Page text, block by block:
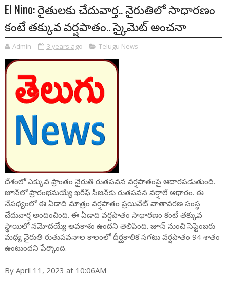
El Nino: రైతులకు చేదువార్త.. నైరుతిలో సాధారణం
కంటే తక్కువ వర్షపాతం.. స్కైమెట్ అంచనా
Admin 3 years ago Telugu News
దేశంలో ఎక్కువ ప్రాంతం నైరుతి రుతపవన వర్షపాతంపై ఆదారపడుతుంది.
జూన్‌లో ప్రారంభమయ్యే ఖరీఫ్ సీజన్‌కు రుతపవన వర్షాలే ఆధారం. ఈ
నేపథ్యంలో ఈ ఏడాది మాత్రం వర్షపాతం ప్రయివేట్ వాతావరణ సంస్థ
చేదువార్త అందించింది. ఈ ఏడాది వర్షపాతం సాధారణం కంటే తక్కువ
స్థాయిలో నమోదయ్యే అవకాశం ఉందని తెలిపింది. జూన్ నుంచి సెప్టెంబరు
మధ్య నైరుతి రుతుపవనాల కాలంలో దీర్ఘకాలిక సగటు వర్షపాతం 94 శాతం
ఉంటుందని పేర్కొంది.
By April 11, 2023 at 10:06AM